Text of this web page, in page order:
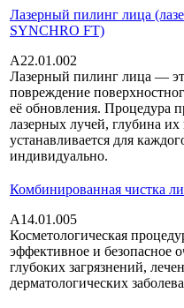
Лазерный пилинг лица
SYNCHRO FT)
A22.01.002
Лазерный пилинг лица —
повреждение
её обновления. Процедура
лазерных лучей, глубина
устанавливается для
индивидуально.
Комбинированная чистка
А14.01.005
Косметологическая
эффективное и безопасное
глубоких загрязнений,
дерматологических